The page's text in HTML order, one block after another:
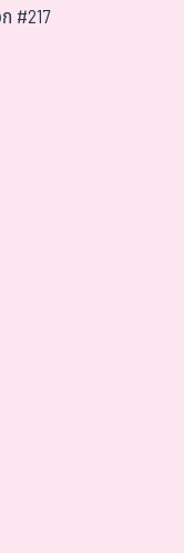
#217